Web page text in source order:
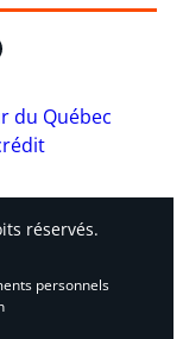
du Québec
réservés.
personnels